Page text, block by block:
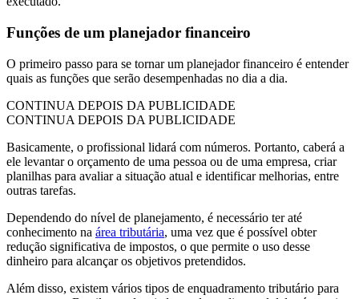
Funções de um planejador financeiro
O primeiro passo para se tornar um planejador financeiro é entender
quais as funções que serão desempenhadas no dia a dia.
CONTINUA DEPOIS DA PUBLICIDADE
CONTINUA DEPOIS DA PUBLICIDADE
Basicamente, o profissional lidará com números. Portanto, caberá a
ele levantar o orçamento de uma pessoa ou de uma empresa, criar
planilhas para avaliar a situação atual e identificar melhorias, entre
outras tarefas.
Dependendo do nível de planejamento, é necessário ter até
conhecimento na área tributária, uma vez que é possível obter
redução significativa de impostos, o que permite o uso desse
dinheiro para alcançar os objetivos pretendidos.
Além disso, existem vários tipos de enquadramento tributário para